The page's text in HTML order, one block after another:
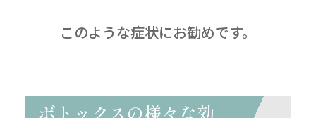
このような症状にお勧めです。
ボトックスの様々な効